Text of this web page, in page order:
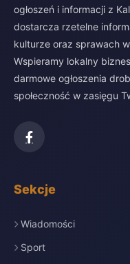
ogłoszeń i informacji z
dostarcza rzetelne
kulturze oraz sprawach
Wspieramy lokalny
darmowe ogłoszenia
społeczność w zasięgu
Sekcje
Wiadomości
Sport